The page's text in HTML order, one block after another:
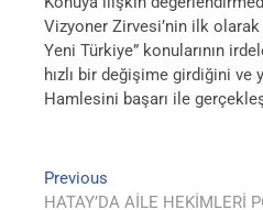
Vizyoner Zirvesi’nin ilk olarak
Yeni Türkiye” konularının
hızlı bir değişime girdiğini
Hamlesini başarı ile
Yazı
Previous
post:
HATAY’DA AİLE HEKİMLERİ